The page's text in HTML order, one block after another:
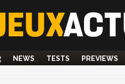
NEWS TESTS PREVIEWS